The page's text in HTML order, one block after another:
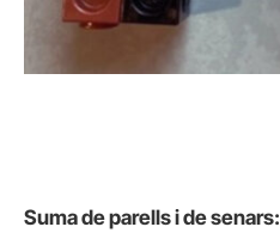
Suma de parells i de senars: